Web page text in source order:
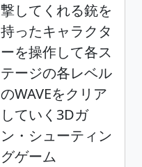
撃してくれる銃を
持ったキャラクタ
ーを操作して各ス
テージの各レベル
のWAVEをクリア
していく3Dガ
ン・シューティン
グゲーム